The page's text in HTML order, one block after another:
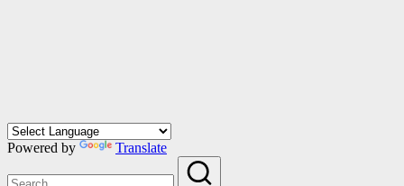
Powered by Translate